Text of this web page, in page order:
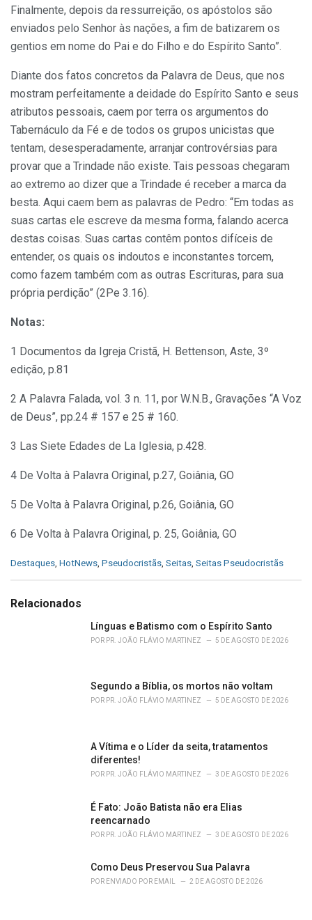
Finalmente, depois da ressurreição, os apóstolos são
enviados pelo Senhor às nações, a fim de batizarem os
gentios em nome do Pai e do Filho e do Espírito Santo”.
Diante dos fatos concretos da Palavra de Deus, que nos
mostram perfeitamente a deidade do Espírito Santo e seus
atributos pessoais, caem por terra os argumentos do
Tabernáculo da Fé e de todos os grupos unicistas que
tentam, desesperadamente, arranjar controvérsias para
provar que a Trindade não existe. Tais pessoas chegaram
ao extremo ao dizer que a Trindade é receber a marca da
besta. Aqui caem bem as palavras de Pedro: “Em todas as
suas cartas ele escreve da mesma forma, falando acerca
destas coisas. Suas cartas contêm pontos difíceis de
entender, os quais os indoutos e inconstantes torcem,
como fazem também com as outras Escrituras, para sua
própria perdição” (2Pe 3.16).
Notas:
1 Documentos da Igreja Cristã, H. Bettenson, Aste, 3º
edição, p.81
2 A Palavra Falada, vol. 3 n. 11, por W.N.B., Gravações “A Voz
de Deus”, pp.24 # 157 e 25 # 160.
3 Las Siete Edades de La Iglesia, p.428.
4 De Volta à Palavra Original, p.27, Goiânia, GO
5 De Volta à Palavra Original, p.26, Goiânia, GO
6 De Volta à Palavra Original, p. 25, Goiânia, GO
C
e
Destaques, HotNews, Pseudocristãs, Seitas, Seitas Pseudocristãs
Relacionados
Línguas e Batismo com o Espírito Santo
POR PR. JOÃO FLÁVIO MARTINEZ 5 DE AGOSTO DE 2026
Segundo a Bíblia, os mortos não voltam
POR PR. JOÃO FLÁVIO MARTINEZ 5 DE AGOSTO DE 2026
A Vítima e o Líder da seita, tratamentos
diferentes!
POR PR. JOÃO FLÁVIO MARTINEZ 3 DE AGOSTO DE 2026
É Fato: João Batista não era Elias
reencarnado
POR PR. JOÃO FLÁVIO MARTINEZ 3 DE AGOSTO DE 2026
Como Deus Preservou Sua Palavra
POR ENVIADO POR EMAIL 2 DE AGOSTO DE 2026